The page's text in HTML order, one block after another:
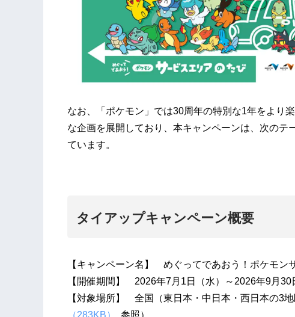
なお、「ポケモン」では30周年の特別な1年をより
な企画を展開しており、本キャンペーンは、次のテ
ています。
タイアップキャンペーン概要
【キャンペーン名】 めぐってであおう！ポケモン
【開催期間】 2026年7月1日（水）～2026年9月30
【対象場所】 全国（東日本・中日本・西日本の3
（283KB）
参照）